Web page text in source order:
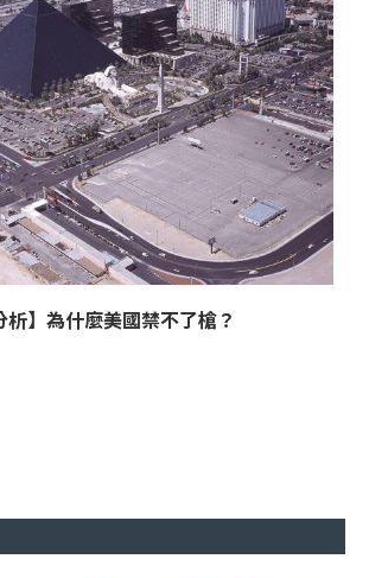
析】為什麼美國禁不了槍？